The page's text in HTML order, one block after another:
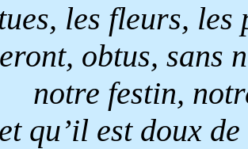
les fleurs, les
obtus, sans
notre festin,
et qu’il est doux